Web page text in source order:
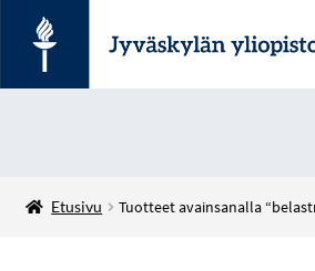
UMOVE
Etusivu Tuotteet avainsanalla